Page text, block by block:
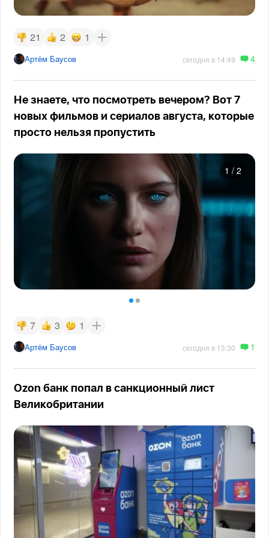
21 2 1
Артём Баусов сегодня в 14:49 4
Не знаете, что посмотреть вечером? Вот 7
новых фильмов и сериалов августа, которые
просто нельзя пропустить
1 / 2
7 3 1
Артём Баусов сегодня в 13:30 1
Ozon банк попал в санкционный лист
Великобритании